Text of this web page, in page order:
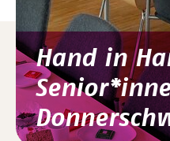
Hand in